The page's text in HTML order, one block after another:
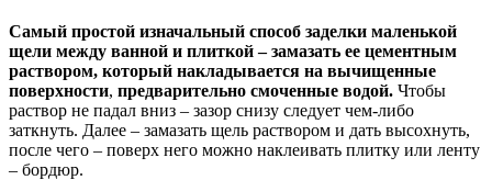
Самый простой изначальный способ заделки маленькой
щели между ванной и плиткой – замазать ее цементным
раствором, который накладывается на вычищенные
поверхности, предварительно смоченные водой. Чтобы
раствор не падал вниз – зазор снизу следует чем-либо
заткнуть. Далее – замазать щель раствором и дать высохнуть,
после чего – поверх него можно наклеивать плитку или ленту
– бордюр.